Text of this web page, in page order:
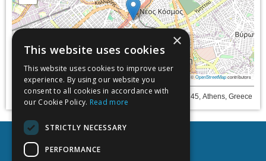
©OpenStreetMapcontributors
InterContinental Athens, Λεωφόρος Συγγρού 89-93, 11745, Athens, Greece
×
This website uses cookies
This website uses cookies to improve user
experience. By using our website you
consent to all cookies in accordance with
our Cookie Policy. Read more
STRICTLY NECESSARY
PERFORMANCE